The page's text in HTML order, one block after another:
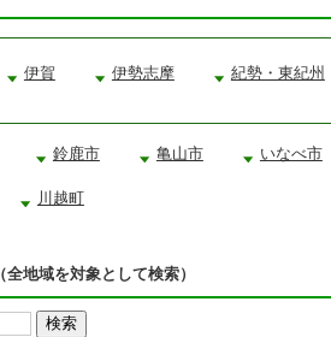
伊賀 伊勢志摩 紀勢・東紀州
鈴鹿市 亀山市 いなべ市
川越町
（全地域を対象として検索）